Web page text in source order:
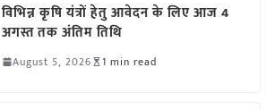
विभिन्न कृषि यंत्रों हेतु आवेदन के लिए आज 4
अगस्त तक अंतिम तिथि
August 5, 2026 1 min read